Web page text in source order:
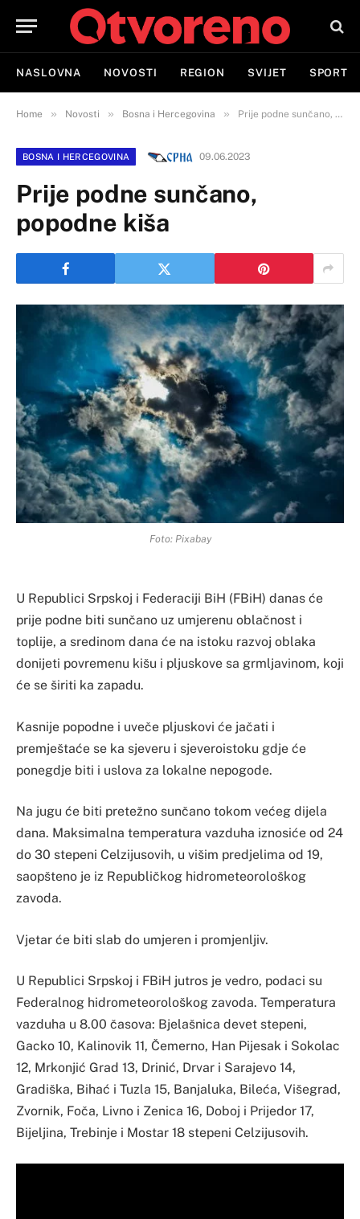
NASLOVNA NOVOSTI REGION SVIJET SPORT
Home » Novosti » Bosna i Hercegovina » Prije podne sunčano, popodne kiša
BOSNA I HERCEGOVINA 09.06.2023
Prije podne sunčano,
popodne kiša
Foto: Pixabay
U Republici Srpskoj i Federaciji BiH (FBiH) danas će
prije podne biti sunčano uz umjerenu oblačnost i
toplije, a sredinom dana će na istoku razvoj oblaka
donijeti povremenu kišu i pljuskove sa grmljavinom, koji
će se širiti ka zapadu.
Kasnije popodne i uveče pljuskovi će jačati i
premještaće se ka sjeveru i sjeveroistoku gdje će
ponegdje biti i uslova za lokalne nepogode.
Na jugu će biti pretežno sunčano tokom većeg dijela
dana. Maksimalna temperatura vazduha iznosiće od 24
do 30 stepeni Celzijusovih, u višim predjelima od 19,
saopšteno je iz Republičkog hidrometeorološkog
zavoda.
Vjetar će biti slab do umjeren i promjenljiv.
U Republici Srpskoj i FBiH jutros je vedro, podaci su
Federalnog hidrometeorološkog zavoda. Temperatura
vazduha u 8.00 časova: Bjelašnica devet stepeni,
Gacko 10, Kalinovik 11, Čemerno, Han Pijesak i Sokolac
12, Mrkonjić Grad 13, Drinić, Drvar i Sarajevo 14,
Gradiška, Bihać i Tuzla 15, Banjaluka, Bileća, Višegrad,
Zvornik, Foča, Livno i Zenica 16, Doboj i Prijedor 17,
Bijeljina, Trebinje i Mostar 18 stepeni Celzijusovih.